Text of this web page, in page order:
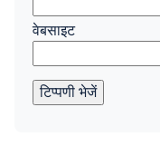
वेबसाइट
टिप्पणी भेजें